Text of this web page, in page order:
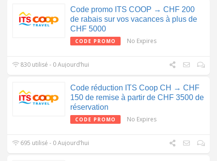
Code promo ITS COOP → CHF 200
de rabais sur vos vacances à plus de
CHF 5000
CODE PROMO No Expires
830 utilisé - 0 Aujourd’hui
Code réduction ITS Coop CH → CHF
150 de remise à partir de CHF 3500 de
réservation
CODE PROMO No Expires
695 utilisé - 0 Aujourd’hui